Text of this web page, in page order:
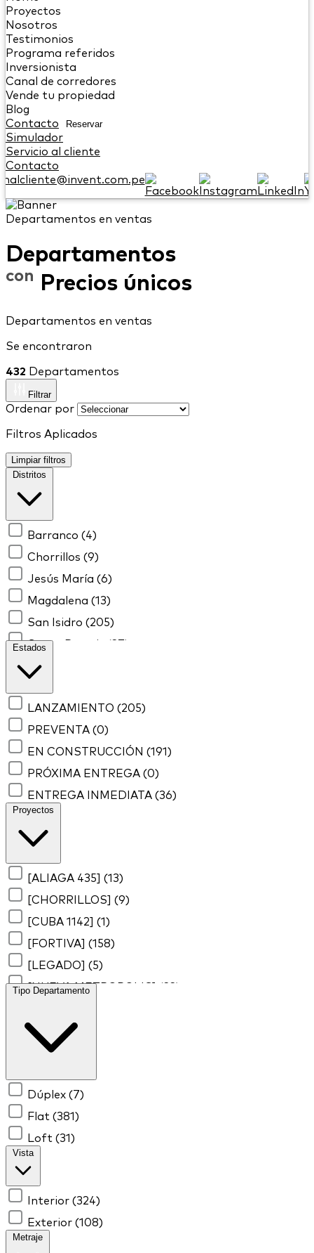
Proyectos
Nosotros
Testimonios
Programa referidos
Inversionista
Canal de corredores
Vende tu propiedad
Blog
Contacto
Reservar
Simulador
Servicio al cliente
Contacto
Departamentos en ventas
Departamentos
con Precios únicos
Departamentos en ventas
Se encontraron
432 Departamentos
Filtrar
Ordenar por
Filtros Aplicados
Limpiar filtros
Distritos
Barranco (4)
Chorrillos (9)
Jesús María (6)
Magdalena (13)
San Isidro (205)
Santa Beatriz
Santa Catalina
Estados
LANZAMIENTO (205)
PREVENTA (0)
EN CONSTRUCCIÓN (191)
PRÓXIMA ENTREGA (0)
ENTREGA INMEDIATA (36)
Proyectos
[ALIAGA 435] (13)
[CHORRILLOS] (9)
[CUBA 1142] (1)
[FORTIVA] (158)
[LEGADO] (5)
[NUEVA METROPOLIS]
[THE BRICKELL TOWER]
[TIRADO 629]
Tipo Departamento
Dúplex (7)
Flat (381)
Loft (31)
Vista
Interior (324)
Exterior (108)
Metraje